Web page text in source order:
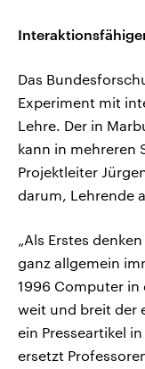
Das
Experiment mit
Lehre. Der in
kann in mehreren
Projektleiter
darum, Lehrende
„Als Erstes
ganz allgemein
1996 Computer in
weit und breit der
ein Presseartikel
ersetzt